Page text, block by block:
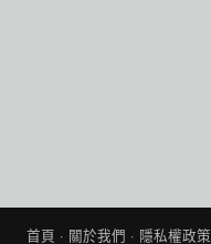
首頁 · 關於我們 · 隱私權政策